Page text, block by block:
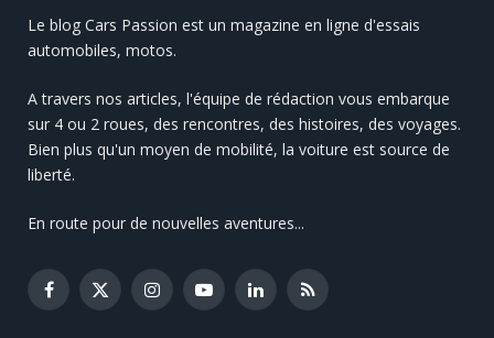
Le blog Cars Passion est un magazine en ligne d'essais
automobiles, motos.
A travers nos articles, l'équipe de rédaction vous embarque
sur 4 ou 2 roues, des rencontres, des histoires, des voyages.
Bien plus qu'un moyen de mobilité, la voiture est source de
liberté.
En route pour de nouvelles aventures...
Facebook
X
InstagramYouTubeLinkedInRSS